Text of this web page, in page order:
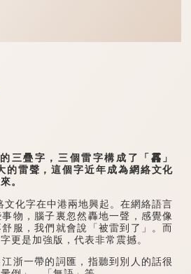
疊字，三個雷字構成了「靐」
的雷聲，這個字近年成為網絡文化
。
化字在中港兩地興起。在網絡語言
物，腦子裏忽然轟地一聲，感覺像
服，我們就會說「被雷到了」。而
更是加強版，代表非常震撼。
一帶的詞匯，指聽到別人的話很